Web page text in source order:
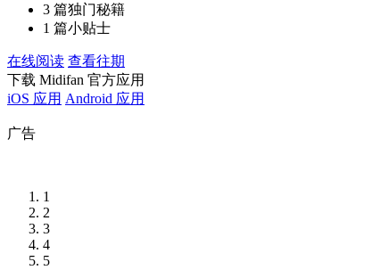
3 篇独门秘籍
1 篇小贴士
在线阅读 查看往期
下载 Midifan 官方应用
iOS 应用 Android 应用
广告
1
2
3
4
5